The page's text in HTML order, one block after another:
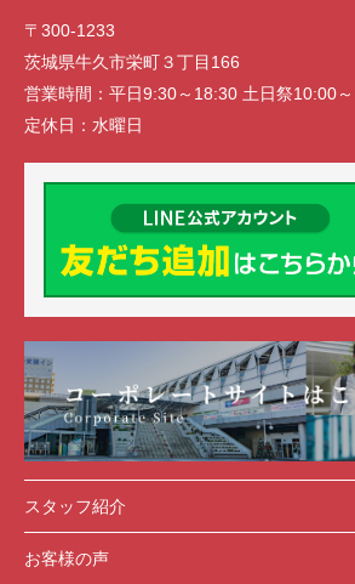
〒300-1233
茨城県牛久市栄町３丁目166
営業時間： 平日9:30～18:30 土日祭10:00
定休日： 水曜日
スタッフ紹介
お客様の声